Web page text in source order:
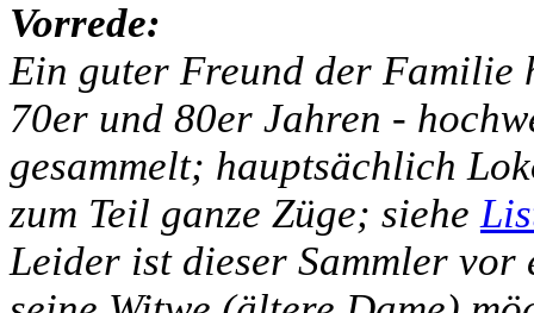
Vorrede:
Ein guter Freund der
70er und 80er Jahren -
gesammelt; hauptsächlich
zum Teil ganze Züge; siehe
Leider ist dieser Sammler